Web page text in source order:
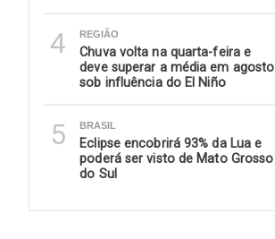
4 REGIÃO
Chuva volta na quarta-feira e
deve superar a média em agosto
sob influência do El Niño
5 BRASIL
Eclipse encobrirá 93% da Lua e
poderá ser visto de Mato Grosso
do Sul